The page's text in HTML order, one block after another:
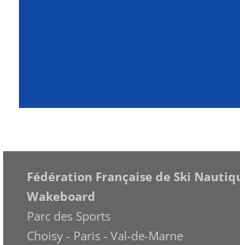
Fédération Française de Ski
Wakeboard
Parc des Sports
Choisy - Paris - Val-de-Marne